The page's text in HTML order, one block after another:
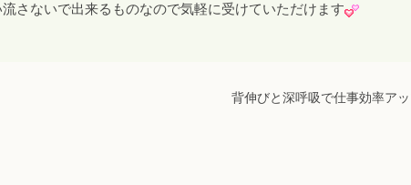
さないで出来るものなので気軽に受けていただけます
背伸びと深呼吸で仕事効率アッ